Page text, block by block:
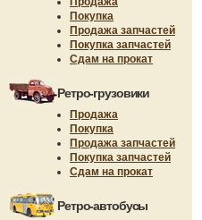
Покупка
Продажа запчастей
Покупка запчастей
Сдам на прокат
Ретро-грузовики
Продажа
Покупка
Продажа запчастей
Покупка запчастей
Сдам на прокат
Ретро-автобусы